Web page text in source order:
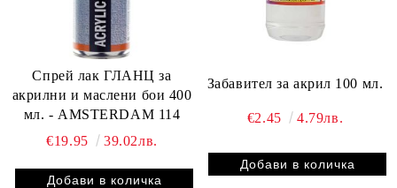
Спрей лак ГЛАНЦ за
акрилни и маслени бои 400
мл. - AMSTERDAM 114
€19.95
39.02лв.
Забавител за акрил 100 мл.
€2.45 4.79лв.